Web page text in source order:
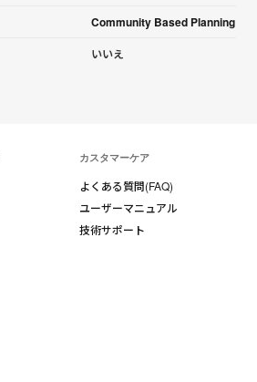
Community Based Planning
いいえ
カスタマーケア
よくある質問(FAQ)
ユーザーマニュアル
技術サポート